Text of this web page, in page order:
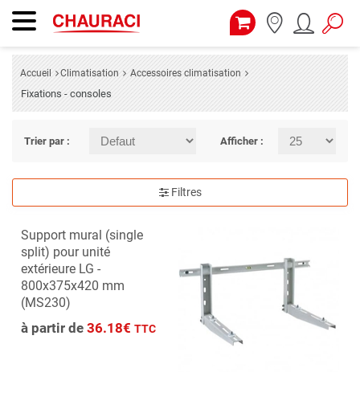
Accueil Climatisation Accessoires climatisation
Fixations - consoles
Trier par : Afficher :
Filtres
Support mural (single
split) pour unité
extérieure LG -
800x375x420 mm
(MS230)
à partir de 36.18€ TTC